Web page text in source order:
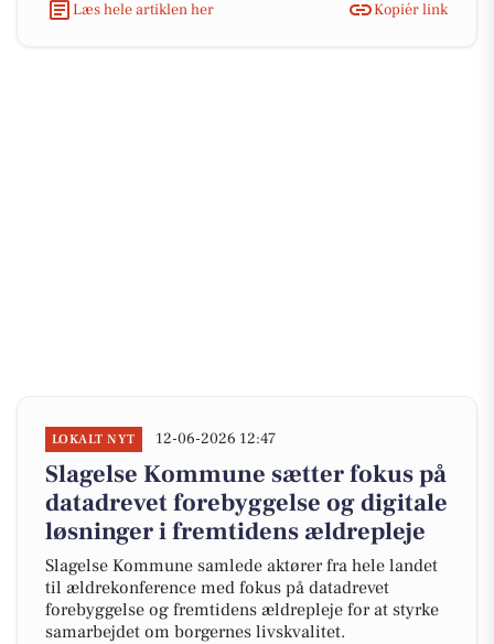
Læs hele artiklen her
Kopiér link
LOKALT NYT 12-06-2026 12:47
Slagelse Kommune sætter fokus på
datadrevet forebyggelse og digitale
løsninger i fremtidens ældrepleje
Slagelse Kommune samlede aktører fra hele landet
til ældrekonference med fokus på datadrevet
forebyggelse og fremtidens ældrepleje for at styrke
samarbejdet om borgernes livskvalitet.